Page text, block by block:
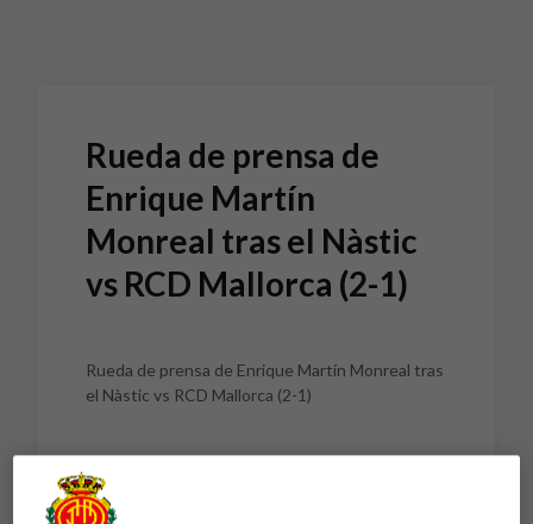
Rueda de prensa de
Enrique Martín
Monreal tras el Nàstic
vs RCD Mallorca (2-1)
Rueda de prensa de Enrique Martín Monreal tras
el Nàstic vs RCD Mallorca (2-1)